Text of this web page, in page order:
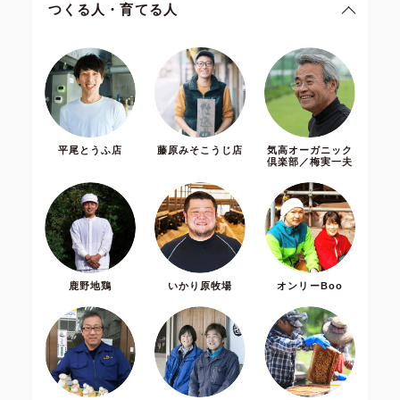
つくる人・育てる人
平尾とうふ店 藤原みそこうじ店
気高オーガニック
倶楽部／梅実一夫
鹿野地鶏 いかり原牧場 オンリーBoo